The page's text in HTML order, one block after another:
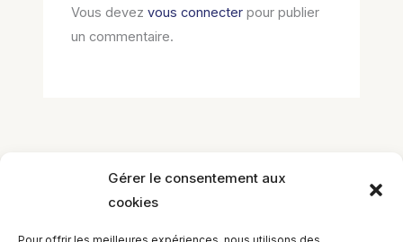
Gérer le consentement aux
cookies
Vous devezvous connecter pour publier
un commentaire.